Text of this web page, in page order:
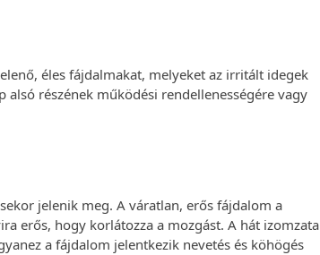
éles fájdalmakat, melyeket az irritált idegek
részének működési rendellenességére vagy
jelenik meg. A váratlan, erős fájdalom a
erős, hogy korlátozza a mozgást. A hát izomzata
a fájdalom jelentkezik nevetés és köhögés